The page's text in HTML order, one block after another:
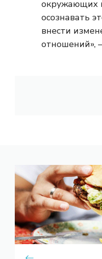
окружающих
осознавать
внести
отношений»,